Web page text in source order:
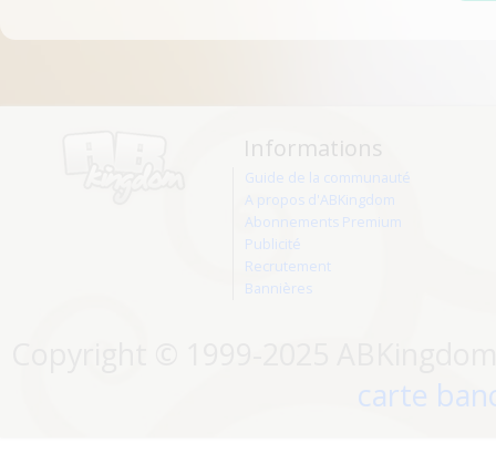
Informations
Guide de la communauté
A propos d'ABKingdom
Abonnements Premium
Publicité
Recrutement
Bannières
carte